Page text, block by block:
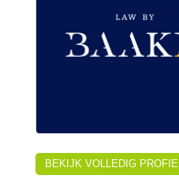
BEKIJK VOLLEDIG PROFIEL